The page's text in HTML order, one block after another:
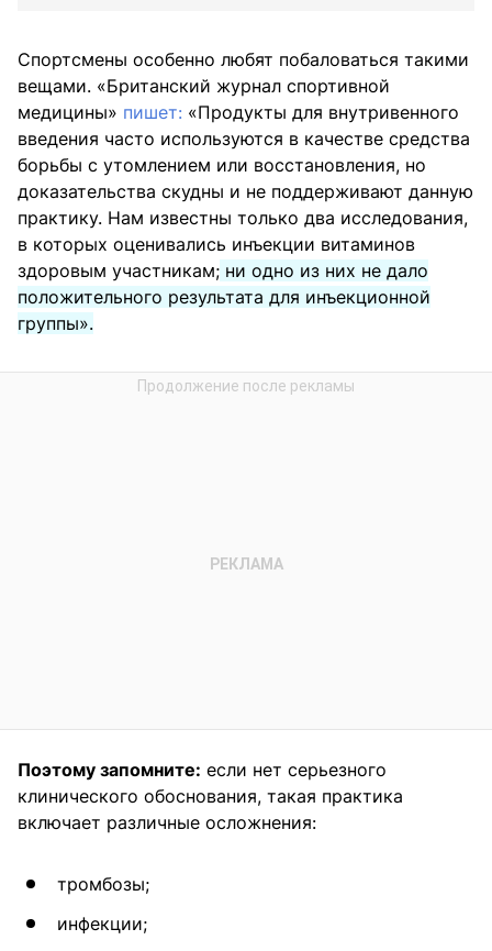
Спортсмены особенно любят побаловаться такими
вещами. «Британский журнал спортивной
медицины» пишет: «Продукты для внутривенного
введения часто используются в качестве средства
борьбы с утомлением или восстановления, но
доказательства скудны и не поддерживают данную
практику. Нам известны только два исследования,
в которых оценивались инъекции витаминов
здоровым участникам; ни одно из них не дало
положительного результата для инъекционной
группы».
Поэтому запомните: если нет серьезного
клинического обоснования, такая практика
включает различные осложнения:
тромбозы;
инфекции;